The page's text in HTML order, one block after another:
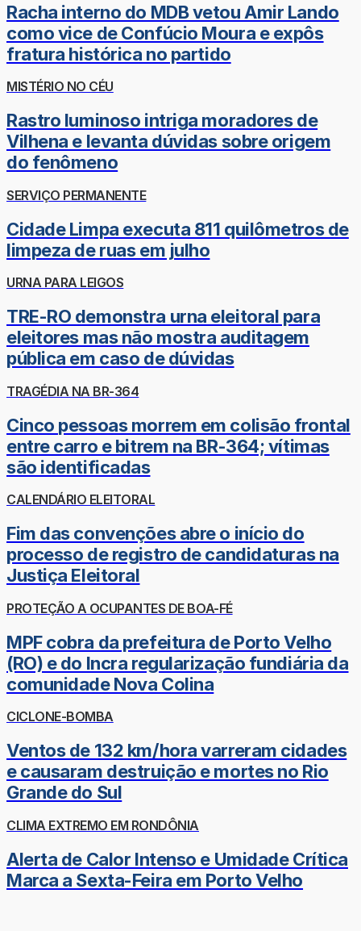
Racha interno do MDB vetou Amir Lando
como vice de Confúcio Moura e expôs
fratura histórica no partido
MISTÉRIO NO CÉU
Rastro luminoso intriga moradores de
Vilhena e levanta dúvidas sobre origem
do fenômeno
SERVIÇO PERMANENTE
Cidade Limpa executa 811 quilômetros de
limpeza de ruas em julho
URNA PARA LEIGOS
TRE-RO demonstra urna eleitoral para
eleitores mas não mostra auditagem
pública em caso de dúvidas
TRAGÉDIA NA BR-364
Cinco pessoas morrem em colisão frontal
entre carro e bitrem na BR-364; vítimas
são identificadas
CALENDÁRIO ELEITORAL
Fim das convenções abre o início do
processo de registro de candidaturas na
Justiça Eleitoral
PROTEÇÃO A OCUPANTES DE BOA-FÉ
MPF cobra da prefeitura de Porto Velho
(RO) e do Incra regularização fundiária da
comunidade Nova Colina
CICLONE-BOMBA
Ventos de 132 km/hora varreram cidades
e causaram destruição e mortes no Rio
Grande do Sul
CLIMA EXTREMO EM RONDÔNIA
Alerta de Calor Intenso e Umidade Crítica
Marca a Sexta-Feira em Porto Velho